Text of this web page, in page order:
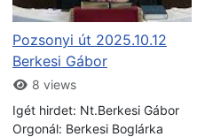
Pozsonyi út 2025.10.12
Berkesi Gábor
8 views
Igét hirdet: Nt.Berkesi Gábor
Orgonál: Berkesi Boglárka